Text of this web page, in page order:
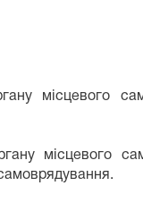
місцевого
місцевого